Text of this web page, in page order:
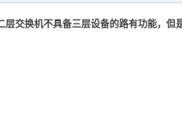
交换机不具备三层设备的路有功能，但